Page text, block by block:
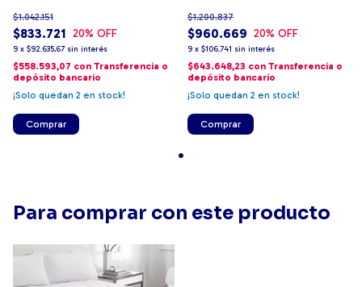
$833.721
$1.042.151
20% OFF
9 x $92.635,67 sin interés
$558.593,07 con Transferencia o
depósito bancario
¡Solo quedan 2 en stock!
Comprar
$960.669
$1.200.837
20% OFF
9 x $106.741 sin interés
$643.648,23 con Transferencia o
depósito bancario
¡Solo quedan 2 en stock!
Comprar
Para comprar con este producto